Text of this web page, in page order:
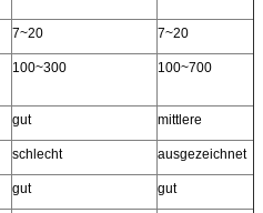
7~20 7~20
100~300 100~700
gut mittlere
schlecht ausgezeichnet
gut gut